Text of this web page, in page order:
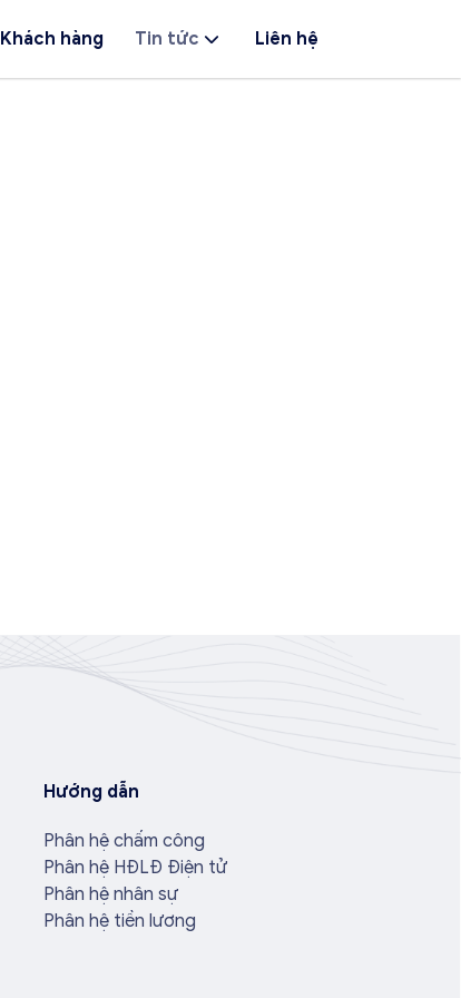
Khách hàng Tin tức Liên hệ
Hướng dẫn
Phân hệ chấm công
Phân hệ HĐLĐ Điện tử
Phân hệ nhân sự
Phân hệ tiền lương